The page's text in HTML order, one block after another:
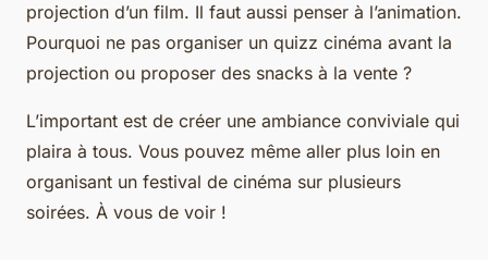
projection d’un film. Il faut aussi penser à l’animation.
Pourquoi ne pas organiser un quizz cinéma avant la
projection ou proposer des snacks à la vente ?
L’important est de créer une ambiance conviviale qui
plaira à tous. Vous pouvez même aller plus loin en
organisant un festival de cinéma sur plusieurs
soirées. À vous de voir !